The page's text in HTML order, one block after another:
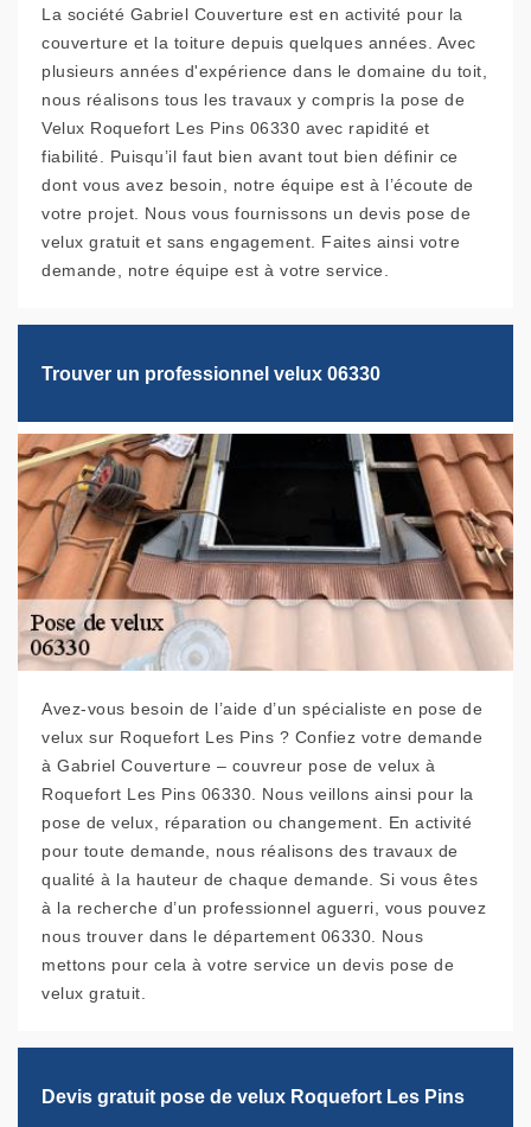
La société Gabriel Couverture est en activité pour la
couverture et la toiture depuis quelques années. Avec
plusieurs années d'expérience dans le domaine du toit,
nous réalisons tous les travaux y compris la pose de
Velux Roquefort Les Pins 06330 avec rapidité et
fiabilité. Puisqu’il faut bien avant tout bien définir ce
dont vous avez besoin, notre équipe est à l’écoute de
votre projet. Nous vous fournissons un devis pose de
velux gratuit et sans engagement. Faites ainsi votre
demande, notre équipe est à votre service.
Trouver un professionnel velux 06330
Avez-vous besoin de l’aide d’un spécialiste en pose de
velux sur Roquefort Les Pins ? Confiez votre demande
à Gabriel Couverture – couvreur pose de velux à
Roquefort Les Pins 06330. Nous veillons ainsi pour la
pose de velux, réparation ou changement. En activité
pour toute demande, nous réalisons des travaux de
qualité à la hauteur de chaque demande. Si vous êtes
à la recherche d’un professionnel aguerri, vous pouvez
nous trouver dans le département 06330. Nous
mettons pour cela à votre service un devis pose de
velux gratuit.
Devis gratuit pose de velux Roquefort Les Pins